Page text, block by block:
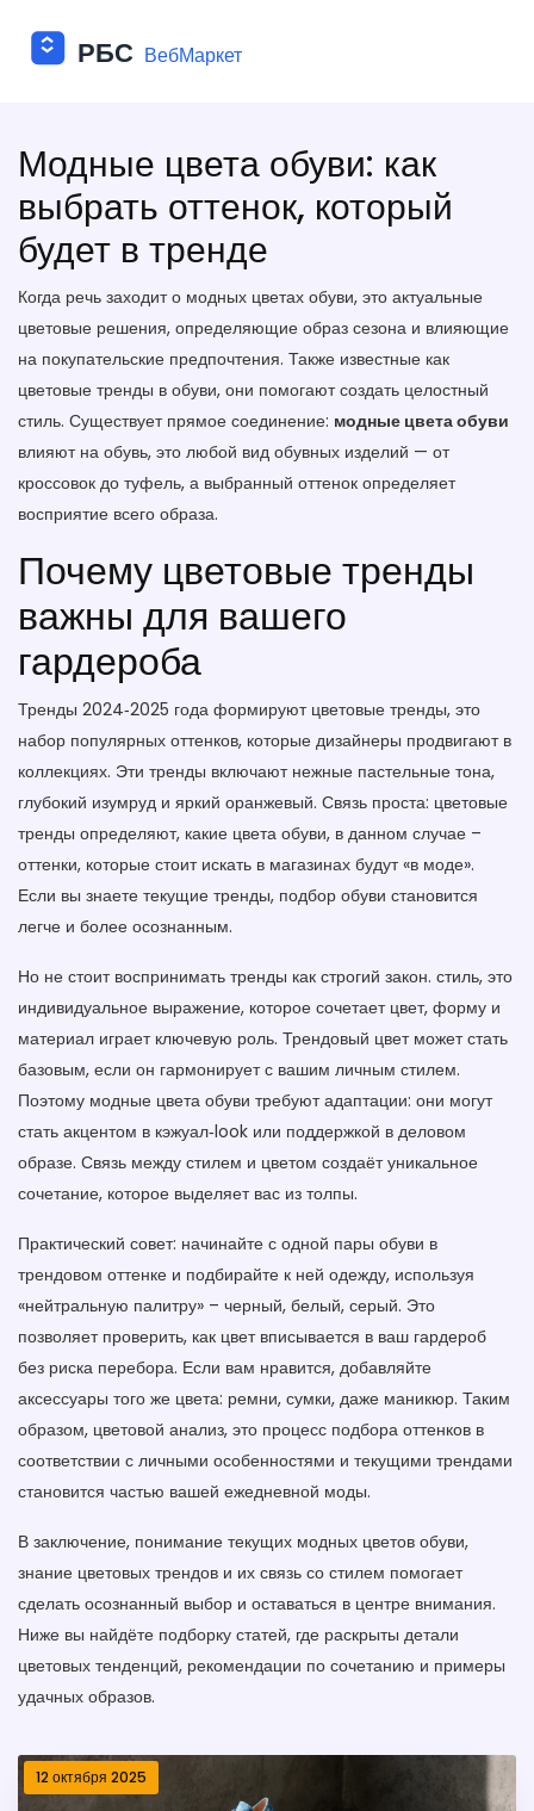
Модные цвета обуви: как
выбрать оттенок, который
будет в тренде
Когда речь заходит о модных цветах обуви, это актуальные
цветовые решения, определяющие образ сезона и влияющие
на покупательские предпочтения. Также известные как
цветовые тренды в обуви, они помогают создать целостный
стиль. Существует прямое соединение: модные цвета обуви
влияют на обувь, это любой вид обувных изделий — от
кроссовок до туфель, а выбранный оттенок определяет
восприятие всего образа.
Почему цветовые тренды
важны для вашего
гардероба
Тренды 2024‑2025 года формируют цветовые тренды, это
набор популярных оттенков, которые дизайнеры продвигают в
коллекциях. Эти тренды включают нежные пастельные тона,
глубокий изумруд и яркий оранжевый. Связь проста: цветовые
тренды определяют, какие цвета обуви, в данном случае –
оттенки, которые стоит искать в магазинах будут «в моде».
Если вы знаете текущие тренды, подбор обуви становится
легче и более осознанным.
Но не стоит воспринимать тренды как строгий закон. стиль, это
индивидуальное выражение, которое сочетает цвет, форму и
материал играет ключевую роль. Трендовый цвет может стать
базовым, если он гармонирует с вашим личным стилем.
Поэтому модные цвета обуви требуют адаптации: они могут
стать акцентом в кэжуал‑look или поддержкой в деловом
образе. Связь между стилем и цветом создаёт уникальное
сочетание, которое выделяет вас из толпы.
Практический совет: начинайте с одной пары обуви в
трендовом оттенке и подбирайте к ней одежду, используя
«нейтральную палитру» – черный, белый, серый. Это
позволяет проверить, как цвет вписывается в ваш гардероб
без риска перебора. Если вам нравится, добавляйте
аксессуары того же цвета: ремни, сумки, даже маникюр. Таким
образом, цветовой анализ, это процесс подбора оттенков в
соответствии с личными особенностями и текущими трендами
становится частью вашей ежедневной моды.
В заключение, понимание текущих модных цветов обуви,
знание цветовых трендов и их связь со стилем помогает
сделать осознанный выбор и оставаться в центре внимания.
Ниже вы найдёте подборку статей, где раскрыты детали
цветовых тенденций, рекомендации по сочетанию и примеры
удачных образов.
12 октября 2025